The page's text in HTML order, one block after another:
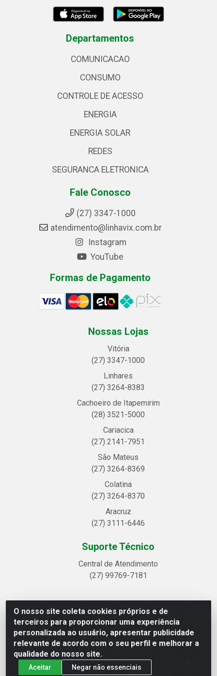
O nosso site coleta cookies próprios e de
terceiros para proporcionar uma experiência
personalizada ao usuário, apresentar publicidade
relevante de acordo com o seu perfil e melhorar a
qualidade do nosso site.
Aceitar Negar não essenciais
Departamentos
COMUNICACAO
CONSUMO
CONTROLE DE ACESSO
ENERGIA
ENERGIA SOLAR
REDES
SEGURANCA ELETRONICA
Fale Conosco
(27) 3347-1000
atendimento@linhavix.com.br
Instagram
YouTube
Formas de Pagamento
Nossas Lojas
Vitória
(27) 3347-1000
Linhares
(27) 3264-8383
Cachoeiro de Itapemirim
(28) 3521-5000
Cariacica
(27) 2141-7951
São Mateus
(27) 3264-8369
Colatina
(27) 3264-8370
Aracruz
(27) 3111-6446
Suporte Técnico
Central de Atendimento
(27) 99769-7181
Linhavix Distribuidora LTDA - Avenida Alegre, 2521 -
Quadra314 Lote 05 e 07 - Shell, Linhares/ES - CEP
29.901-605 - CNPJ 20.857.514/0001-75